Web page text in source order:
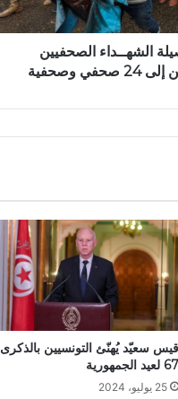
الشهــداء الصحفيين
وصحفية
قيس سعيّد يُهنّئ التونسيين بالذكرى
67 لعيد الجمهورية
25 يوليو، 2024